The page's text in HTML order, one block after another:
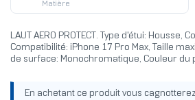
Matière
LAUT AERO PROTECT. Type d'étui:
Compatibilité: iPhone 17 Pro Max, Taille
de surface: Monochromatique, Couleur du
En achetant ce produit vous cagnotterez